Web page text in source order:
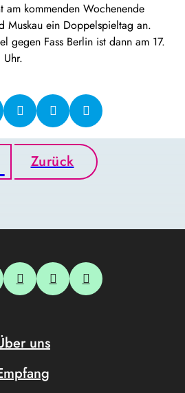
am kommenden Wochenende
Muskau ein Doppelspieltag an.
gegen Fass Berlin ist dann am 17.
Zurück
uns